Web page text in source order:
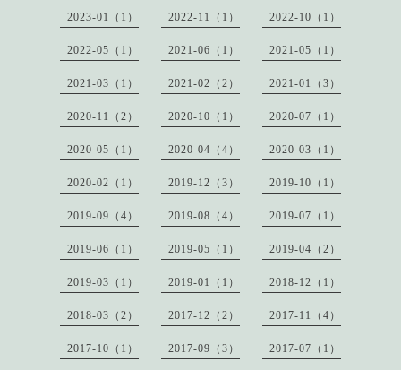
2023-01（1） 2022-11（1） 2022-10（1）
2022-05（1） 2021-06（1） 2021-05（1）
2021-03（1） 2021-02（2） 2021-01（3）
2020-11（2） 2020-10（1） 2020-07（1）
2020-05（1） 2020-04（4） 2020-03（1）
2020-02（1） 2019-12（3） 2019-10（1）
2019-09（4） 2019-08（4） 2019-07（1）
2019-06（1） 2019-05（1） 2019-04（2）
2019-03（1） 2019-01（1） 2018-12（1）
2018-03（2） 2017-12（2） 2017-11（4）
2017-10（1） 2017-09（3） 2017-07（1）